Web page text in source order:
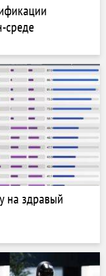
среде
на здравый